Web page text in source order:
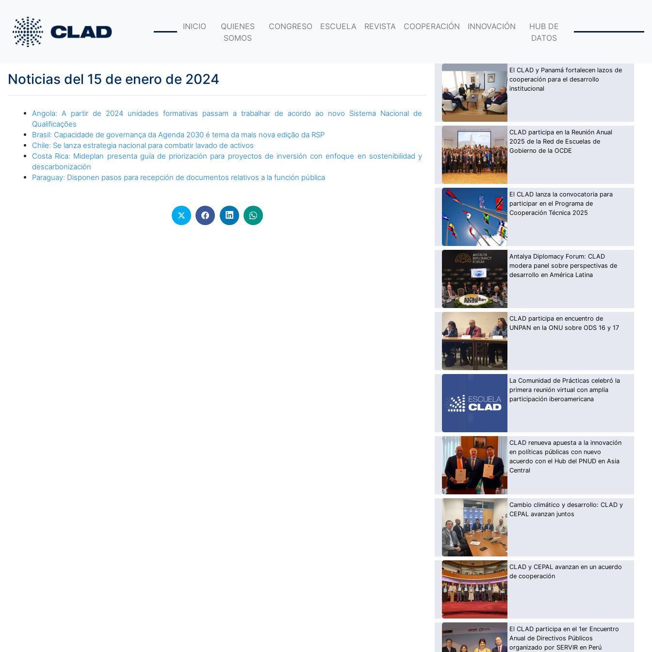
INICIO
QUIENES
SOMOS
CONGRESO ESCUELA REVISTA COOPERACIÓN INNOVACIÓN
HUB DE
DATOS
Noticias del 15 de enero de 2024
Angola: A partir de 2024 unidades formativas passam a trabalhar de acordo ao novo Sistema Nacional de
Qualificações
Brasil: Capacidade de governança da Agenda 2030 é tema da mais nova edição da RSP
Chile: Se lanza estrategia nacional para combatir lavado de activos
Costa Rica: Mideplan presenta guía de priorización para proyectos de inversión con enfoque en sostenibilidad y
descarbonización
Paraguay: Disponen pasos para recepción de documentos relativos a la función pública
El CLAD y Panamá fortalecen lazos de
cooperación para el desarrollo
institucional
CLAD participa en la Reunión Anual
2025 de la Red de Escuelas de
Gobierno de la OCDE
El CLAD lanza la convocatoria para
participar en el Programa de
Cooperación Técnica 2025
Antalya Diplomacy Forum: CLAD
modera panel sobre perspectivas de
desarrollo en América Latina
CLAD participa en encuentro de
UNPAN en la ONU sobre ODS 16 y 17
La Comunidad de Prácticas celebró la
primera reunión virtual con amplia
participación iberoamericana
CLAD renueva apuesta a la innovación
en políticas públicas con nuevo
acuerdo con el Hub del PNUD en Asia
Central
Cambio climático y desarrollo: CLAD y
CEPAL avanzan juntos
CLAD y CEPAL avanzan en un acuerdo
de cooperación
El CLAD participa en el 1er Encuentro
Anual de Directivos Públicos
organizado por SERVIR en Perú